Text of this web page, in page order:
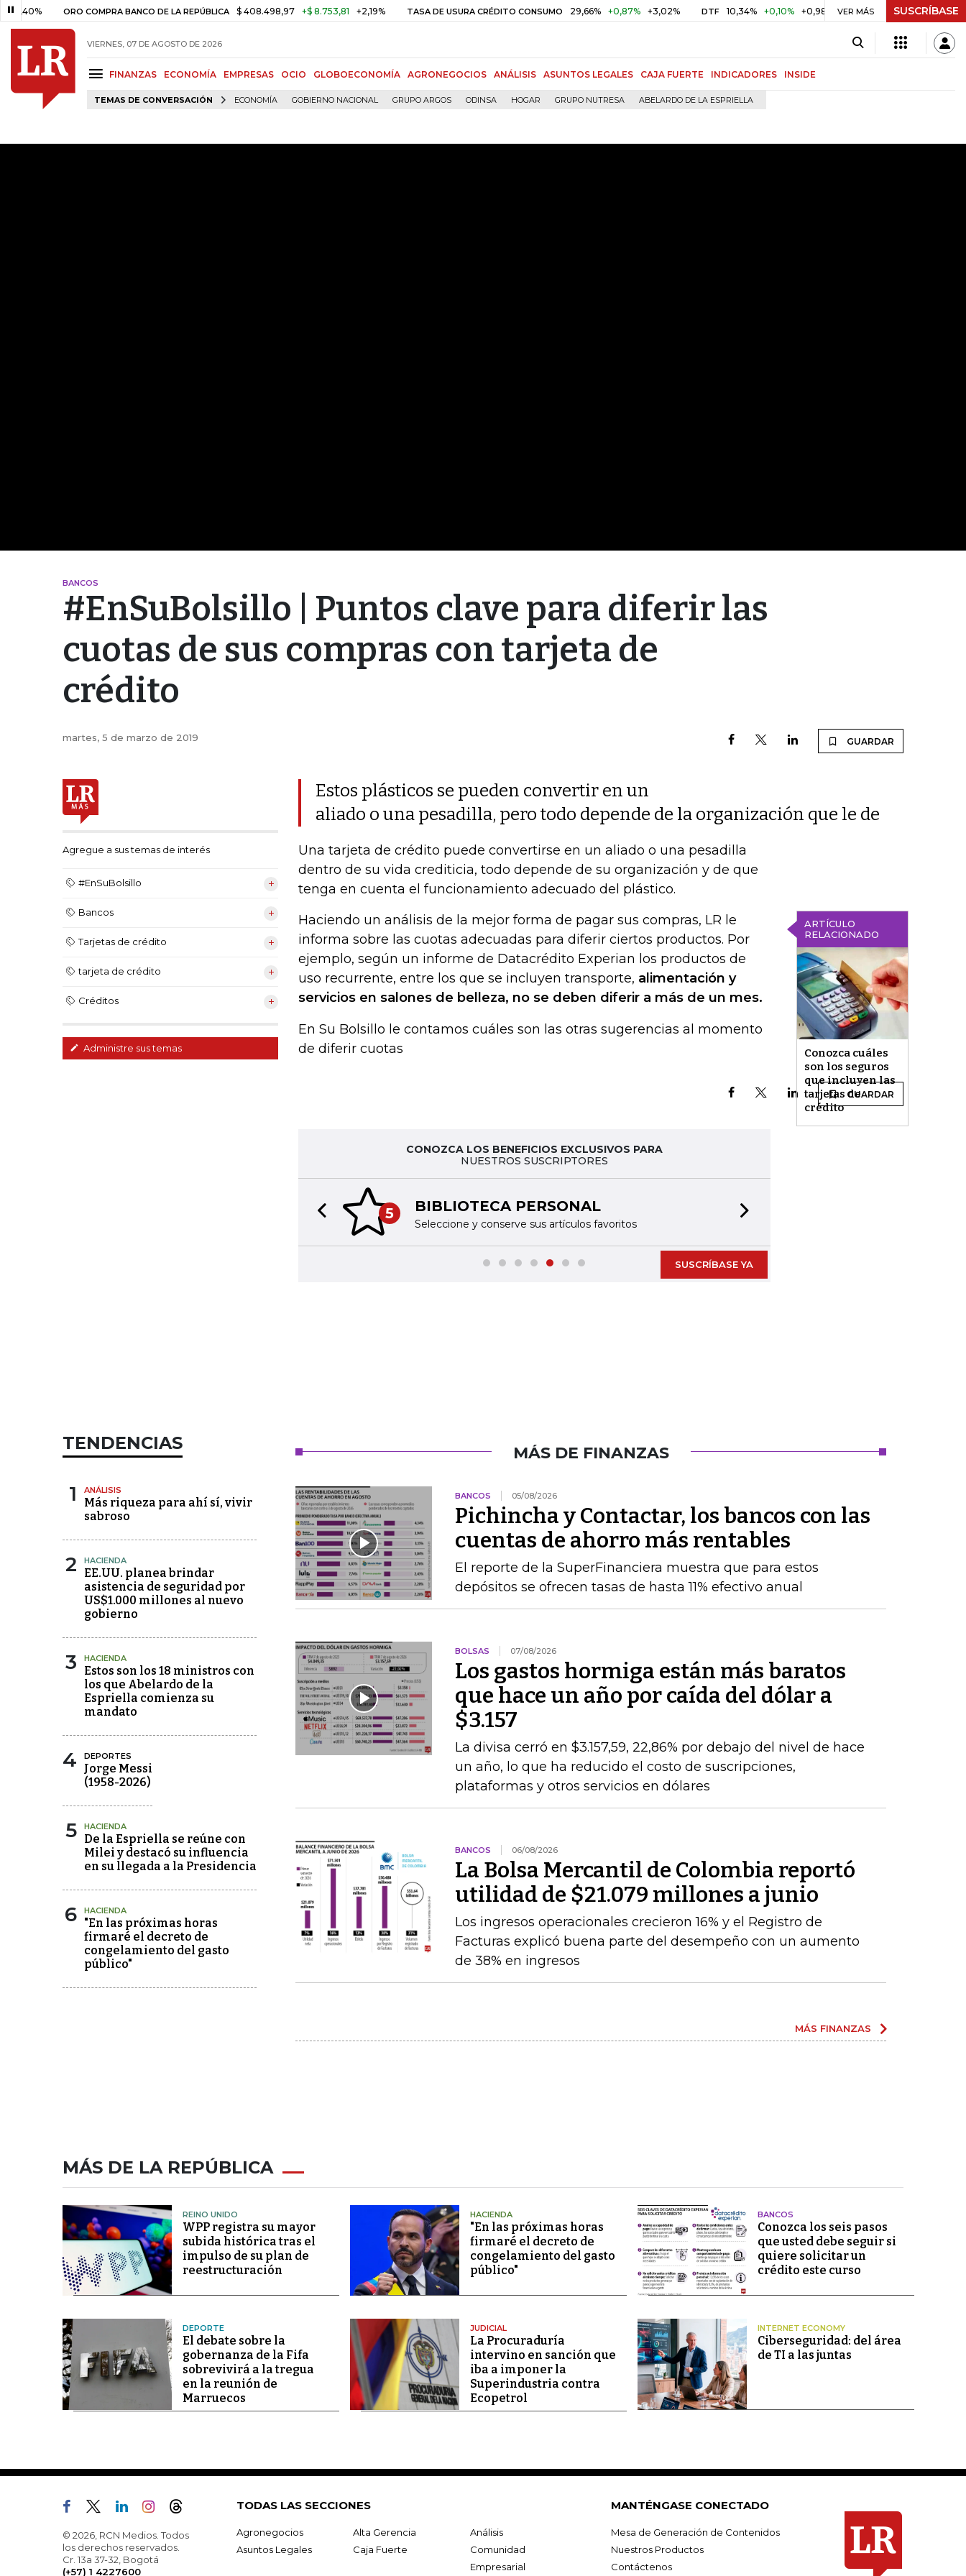
ORO COMPRA BANCO DE LA REPÚBLICA $ 408.498,97 +$ 8.753,81 +2,19% TASA DE USURA CRÉDITO CONSUMO 29,66% +0,87% +3,02% DTF 10,34% +0,10% +0,98% UVR $ 416,96 +$ 0,05 +0,01%
VER MÁS SUSCRÍBASE
VIERNES, 07 DE AGOSTO DE 2026
FINANZAS ECONOMÍA EMPRESAS OCIO GLOBOECONOMÍA AGRONEGOCIOS ANÁLISIS ASUNTOS LEGALES CAJA FUERTE INDICADORES INSIDE
TEMAS DE CONVERSACIÓN ECONOMÍA GOBIERNO NACIONAL GRUPO ARGOS ODINSA HOGAR GRUPO NUTRESA ABELARDO DE LA ESPRIELLA
BANCOS
#EnSuBolsillo | Puntos clave para diferir las
cuotas de sus compras con tarjeta de
crédito
martes, 5 de marzo de 2019 GUARDAR
Agregue a sus temas de interés
#EnSuBolsillo
Bancos
Tarjetas de crédito
tarjeta de crédito
Créditos
Administre sus temas
Estos plásticos se pueden convertir en un
aliado o una pesadilla, pero todo depende de la organización que le de
Una tarjeta de crédito puede convertirse en un aliado o una pesadilla
dentro de su vida crediticia, todo depende de su organización y de que
tenga en cuenta el funcionamiento adecuado del plástico.
ARTÍCULO
RELACIONADO
Conozca cuáles
son los seguros
que incluyen las
tarjetas de
crédito
Haciendo un análisis de la mejor forma de pagar sus compras, LR le
informa sobre las cuotas adecuadas para diferir ciertos productos. Por
ejemplo, según un informe de Datacrédito Experian los productos de
uso recurrente, entre los que se incluyen transporte, alimentación y
servicios en salones de belleza, no se deben diferir a más de un mes.
En Su Bolsillo le contamos cuáles son las otras sugerencias al momento
de diferir cuotas
GUARDAR
CONOZCA LOS BENEFICIOS EXCLUSIVOS PARA
NUESTROS SUSCRIPTORES
5 BIBLIOTECA PERSONAL
Seleccione y conserve sus artículos favoritos
Previous slide
SUSCRÍBASE YA
TENDENCIAS
1 ANÁLISIS
Más riqueza para ahí sí, vivir
sabroso
2 HACIENDA
EE.UU. planea brindar
asistencia de seguridad por
US$1.000 millones al nuevo
gobierno
3 HACIENDA
Estos son los 18 ministros con
los que Abelardo de la
Espriella comienza su
mandato
4 DEPORTES
Jorge Messi
(1958-2026)
5 HACIENDA
De la Espriella se reúne con
Milei y destacó su influencia
en su llegada a la Presidencia
6 HACIENDA
"En las próximas horas
firmaré el decreto de
congelamiento del gasto
público"
MÁS DE FINANZAS
BANCOS 05/08/2026
Pichincha y Contactar, los bancos con las
cuentas de ahorro más rentables
El reporte de la SuperFinanciera muestra que para estos
depósitos se ofrecen tasas de hasta 11% efectivo anual
BOLSAS 07/08/2026
Los gastos hormiga están más baratos
que hace un año por caída del dólar a
$3.157
La divisa cerró en $3.157,59, 22,86% por debajo del nivel de hace
un año, lo que ha reducido el costo de suscripciones,
plataformas y otros servicios en dólares
BANCOS 06/08/2026
La Bolsa Mercantil de Colombia reportó
utilidad de $21.079 millones a junio
Los ingresos operacionales crecieron 16% y el Registro de
Facturas explicó buena parte del desempeño con un aumento
de 38% en ingresos
MÁS FINANZAS
MÁS DE LA REPÚBLICA
REINO UNIDO
WPP registra su mayor
subida histórica tras el
impulso de su plan de
reestructuración
HACIENDA
"En las próximas horas
firmaré el decreto de
congelamiento del gasto
público"
BANCOS
Conozca los seis pasos
que usted debe seguir si
quiere solicitar un
crédito este curso
DEPORTE
El debate sobre la
gobernanza de la Fifa
sobrevivirá a la tregua
en la reunión de
Marruecos
JUDICIAL
La Procuraduría
intervino en sanción que
iba a imponer la
Superindustria contra
Ecopetrol
INTERNET ECONOMY
Ciberseguridad: del área
de TI a las juntas
© 2026, RCN Medios. Todos
los derechos reservados.
Cr. 13a 37-32, Bogotá
(+57) 1 4227600
TODAS LAS SECCIONES
Agronegocios Alta Gerencia
Análisis
Asuntos Legales
Caja Fuerte
Comunidad
Empresarial
MANTÉNGASE CONECTADO
Mesa de Generación de Contenidos
Nuestros Productos
Contáctenos